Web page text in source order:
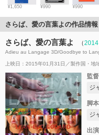
¥1,650 ¥990 ¥990
さらば、愛の言葉よの作品情
さらば、愛の言葉よ （2014
Adieu au Langage 3D/Goodbye to
上映日：2015年01月31日 製作国・地
監督
ジ
脚本
ジ
出